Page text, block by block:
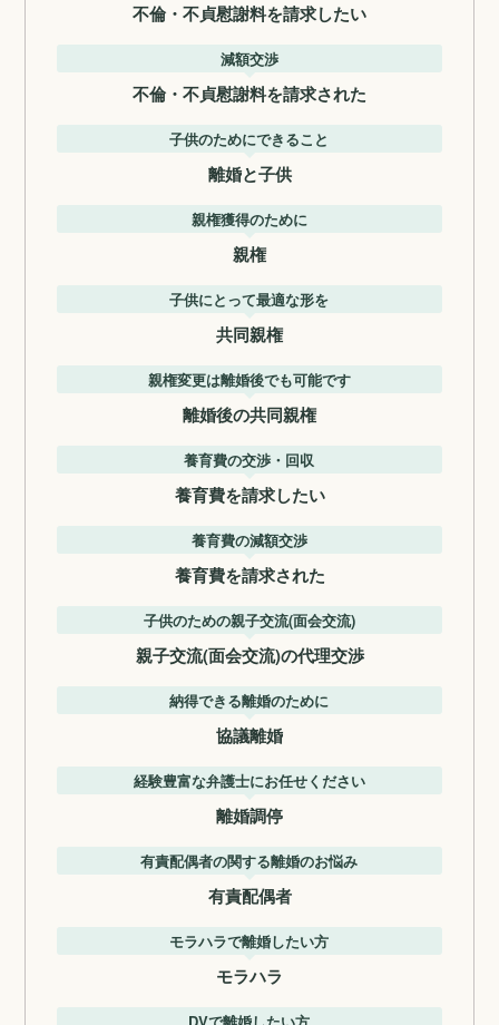
不倫・不貞慰謝料を請求したい
減額交渉
不倫・不貞慰謝料を請求された
子供のためにできること
離婚と子供
親権獲得のために
親権
子供にとって最適な形を
共同親権
親権変更は離婚後でも可能です
離婚後の共同親権
養育費の交渉・回収
養育費を請求したい
養育費の減額交渉
養育費を請求された
子供のための親子交流(面会交流)
親子交流(面会交流)の代理交渉
納得できる離婚のために
協議離婚
経験豊富な弁護士にお任せください
離婚調停
有責配偶者の関する離婚のお悩み
有責配偶者
モラハラで離婚したい方
モラハラ